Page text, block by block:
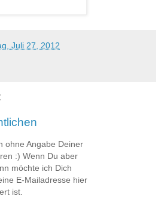
Juli 27, 2012
ohne Angabe Deiner
:) Wenn Du aber
möchte ich Dich
E-Mailadresse hier
ist.